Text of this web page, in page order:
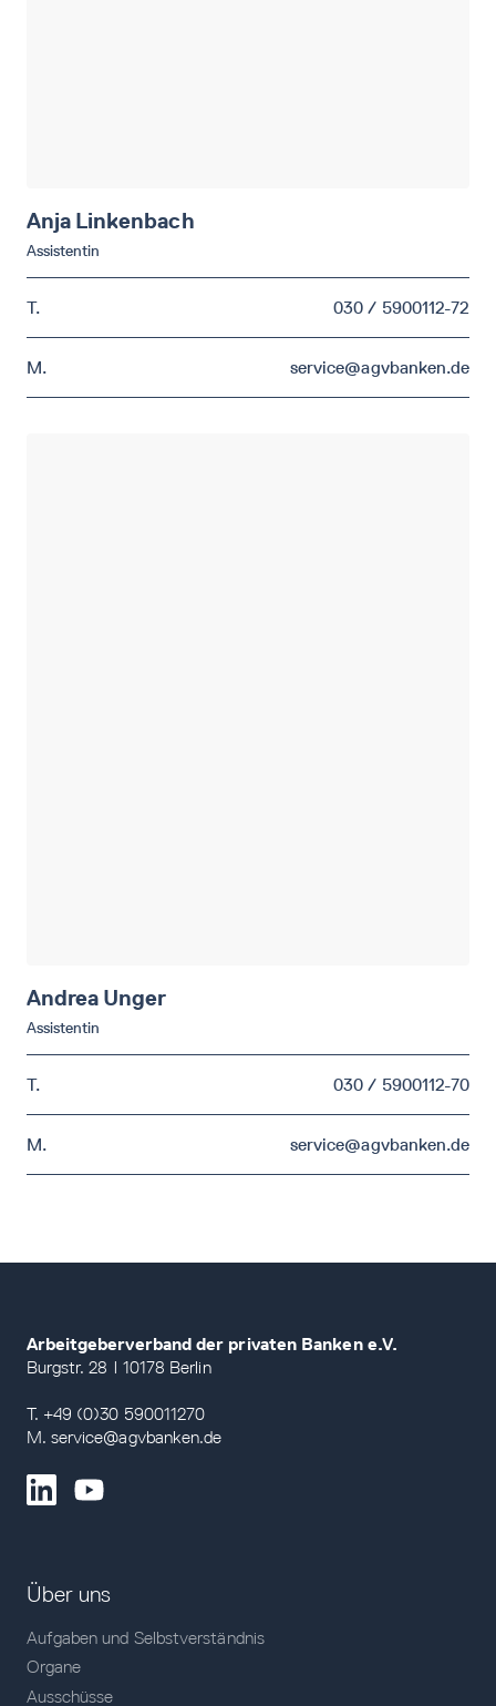
Anja Linkenbach
Assistentin
T. 030 / 5900112-72
M. service@agvbanken.de
Andrea Unger
Assistentin
T. 030 / 5900112-70
M. service@agvbanken.de
Arbeitgeberverband der privaten Banken e.V.
Burgstr. 28 | 10178 Berlin
T. +49 (0)30 590011270
M. service@agvbanken.de
Über uns
Aufgaben und Selbstverständnis
Organe
Ausschüsse